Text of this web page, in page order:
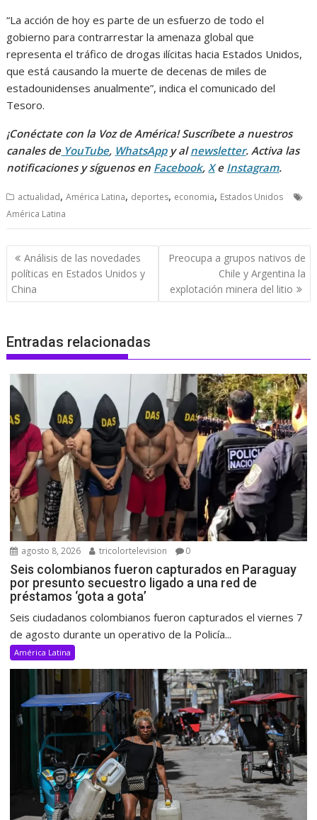
“La acción de hoy es parte de un esfuerzo de todo el
gobierno para contrarrestar la amenaza global que
representa el tráfico de drogas ilícitas hacia Estados Unidos,
que está causando la muerte de decenas de miles de
estadounidenses anualmente”, indica el comunicado del
Tesoro.
¡Conéctate con la Voz de América! Suscríbete a nuestros
canales deYouTube, WhatsAppy alnewsletter. Activa las
notificaciones y síguenos en Facebook,Xe Instagram.
actualidad,América Latina, deportes, economia, Estados Unidos
América Latina
Navegación
de
entradas
Análisis de las novedades
políticas en Estados Unidos y
China
Preocupa a grupos nativos de
Chile y Argentina la
explotación minera del litio
Entradas relacionadas
agosto 8, 2026 tricolortelevision 0
Seis colombianos fueron capturados en Paraguay
por presunto secuestro ligado a una red de
préstamos ‘gota a gota’
Seis ciudadanos colombianos fueron capturados el viernes 7
de agosto durante un operativo de la Policía...
América Latina